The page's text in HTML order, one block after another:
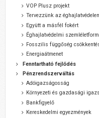
VOP Plusz projekt
Tervezzünk az
Együtt a másfél fokért
Éghajlatvédelmi
Fosszilis függőség
Energiaátmenet
Fenntartható fejlődés
Pénzrendszerváltás
Adóigazságosság
Környezeti és gazdasági
Bankfigyelő
Kereskedelmi egyezmények